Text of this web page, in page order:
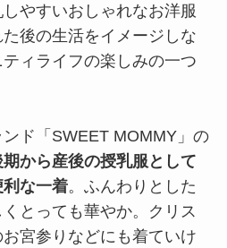
やすいおしゃれなお洋服
後の生活をイメージしな
ィライフの楽しみの一つ
ド「SWEET MOMMY」の
から産後の授乳服として
利な一着。ふんわりとした
とっても華やか。クリス
宮参りなどにも着ていけ